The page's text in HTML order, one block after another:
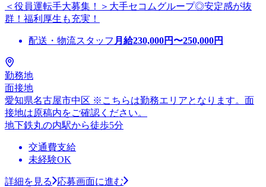
＜役員運転手大募集！＞大手セコムグループ◎安定感が抜
群！福利厚生も充実！
配送・物流スタッフ 月給230,000円〜250,000円
勤務地
面接地
愛知県名古屋市中区 ※こちらは勤務エリアとなります。面
接地は原稿内をご確認ください。
地下鉄丸の内駅から徒歩5分
交通費支給
未経験OK
詳細を見る
応募画面に進む